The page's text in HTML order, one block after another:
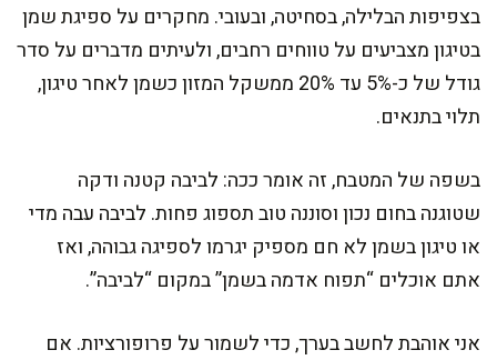
בצפיפות הבלילה, בסחיטה, ובעובי. מחקרים על ספיגת שמן
בטיגון מצביעים על טווחים רחבים, ולעיתים מדברים על סדר
גודל של כ-5% עד 20% ממשקל המזון כשמן לאחר טיגון,
תלוי בתנאים.
בשפה של המטבח, זה אומר ככה: לביבה קטנה ודקה
שטוגנה בחום נכון וסוננה טוב תספוג פחות. לביבה עבה מדי
או טיגון בשמן לא חם מספיק יגרמו לספיגה גבוהה, ואז
אתם אוכלים “תפוח אדמה בשמן” במקום “לביבה”.
אני אוהבת לחשב בערך, כדי לשמור על פרופורציות. אם